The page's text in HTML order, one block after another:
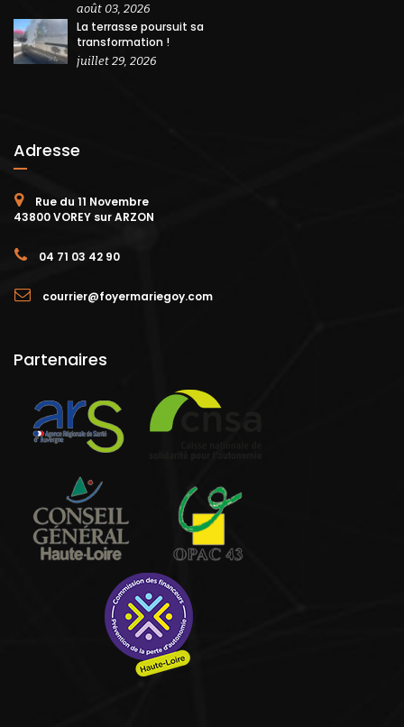
août 03, 2026
La terrasse poursuit sa
transformation !
juillet 29, 2026
Adresse
Rue du 11 Novembre
43800 VOREY sur ARZON
04 71 03 42 90
courrier@foyermariegoy.com
Partenaires